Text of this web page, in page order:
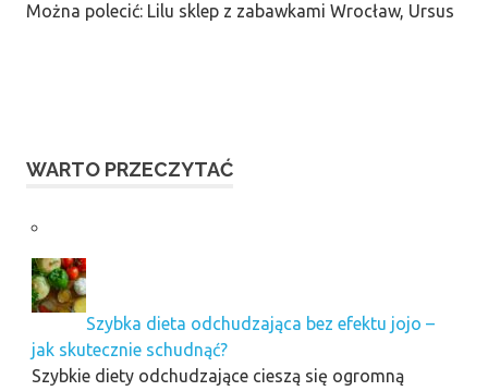
Można polecić: Lilu sklep z zabawkami Wrocław, Ursus
WARTO PRZECZYTAĆ
Szybka dieta odchudzająca bez efektu jojo –
jak skutecznie schudnąć?
Szybkie diety odchudzające cieszą się ogromną